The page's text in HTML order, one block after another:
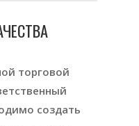
торговой
создать